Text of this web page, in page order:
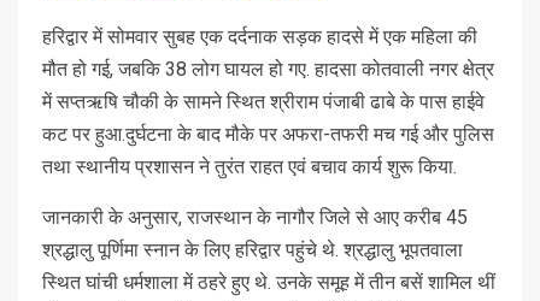
हरिद्वार में सोमवार सुबह एक दर्दनाक सड़क हादसे में एक महिला की
मौत हो गई, जबकि 38 लोग घायल हो गए. हादसा कोतवाली नगर क्षेत्र
में सप्तऋषि चौकी के सामने स्थित श्रीराम पंजाबी ढाबे के पास हाईवे
कट पर हुआ.दुर्घटना के बाद मौके पर अफरा-तफरी मच गई और पुलिस
तथा स्थानीय प्रशासन ने तुरंत राहत एवं बचाव कार्य शुरू किया.
जानकारी के अनुसार, राजस्थान के नागौर जिले से आए करीब 45
श्रद्धालु पूर्णिमा स्नान के लिए हरिद्वार पहुंचे थे. श्रद्धालु भूपतवाला
स्थित घांची धर्मशाला में ठहरे हुए थे. उनके समूह में तीन बसें शामिल थीं